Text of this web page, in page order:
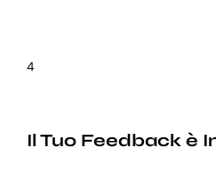
4
Il Tuo Feedback è